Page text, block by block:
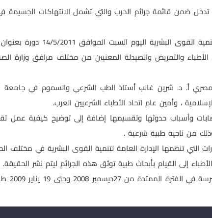
تدخل ضمن قائمة جرائم الحرب والتي تشمل الانتهاكات الجسيمة
ففي هذا الإطار افتتحت
والتمريض والصيدلة المعنيين من مختلف مرافق وزارة
أ. د. شرين غالب أستاذ الطب الشرعي والسموم في
، وأمين عام اتحاد الأطباء الشرعيين العرب.
وأسباب حدوثها وتقسيمها إضافة إلى توضيح كيفية عمل
من ناحية طبية شرعية .
تنظمها الإدارة العامة لتنمية القوى البشرية في مختلف
إلى القيام بأبحاث طبية توثق هذه الجرائم ليتم نشر الحقيقة.